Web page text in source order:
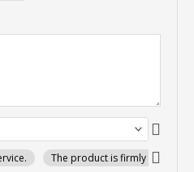
The product is firmly packed.